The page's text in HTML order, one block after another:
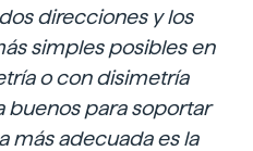
direcciones y los
simples posibles en
o con disimetría
buenos para soportar
más adecuada es la